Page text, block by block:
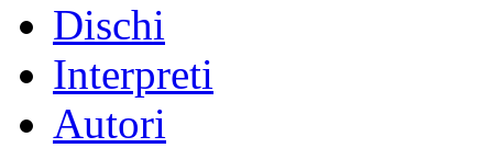
Dischi
Interpreti
Autori